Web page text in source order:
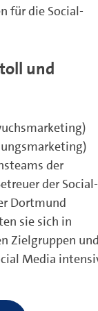
für die Social-
und
der
der Social-
Dortmund
sie sich in
Zielgruppen
Media